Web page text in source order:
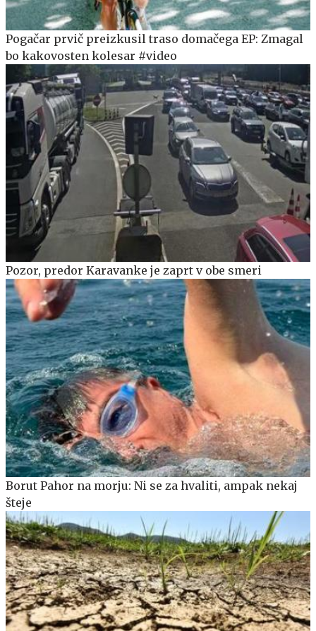
Pogačar prvič preizkusil traso domačega EP: Zmagal
bo kakovosten kolesar #video
Pozor, predor Karavanke je zaprt v obe smeri
Borut Pahor na morju: Ni se za hvaliti, ampak nekaj
šteje